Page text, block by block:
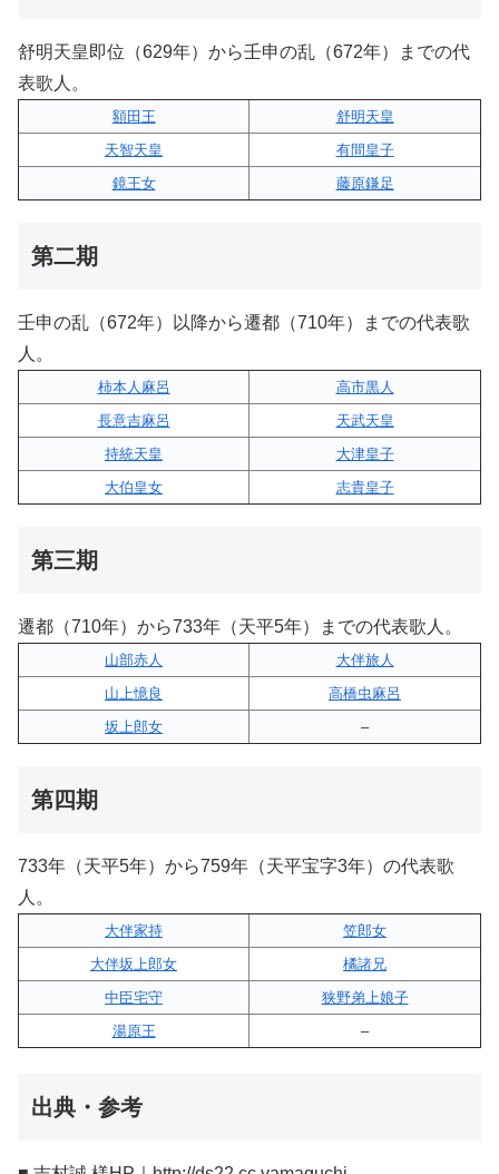
舒明天皇即位（629年）から壬申の乱（672年）までの代
表歌人。
額田王
舒明天皇
天智天皇
有間皇子
鏡王女
藤原鎌足
第二期
壬申の乱（672年）以降から遷都（710年）までの代表歌
人。
柿本人麻呂
高市黒人
長意吉麻呂
天武天皇
持統天皇
大津皇子
大伯皇女
志貴皇子
第三期
遷都（710年）から733年（天平5年）までの代表歌人。
山部赤人
大伴旅人
山上憶良
高橋虫麻呂
坂上郎女
–
第四期
733年（天平5年）から759年（天平宝字3年）の代表歌
人。
大伴家持
笠郎女
大伴坂上郎女
橘諸兄
中臣宅守
狭野弟上娘子
湯原王
–
出典・参考